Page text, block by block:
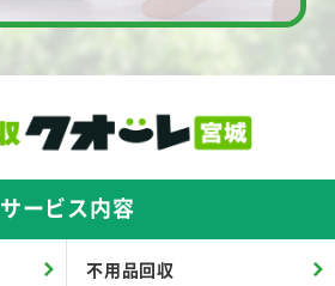
サービス内容
不用品回収